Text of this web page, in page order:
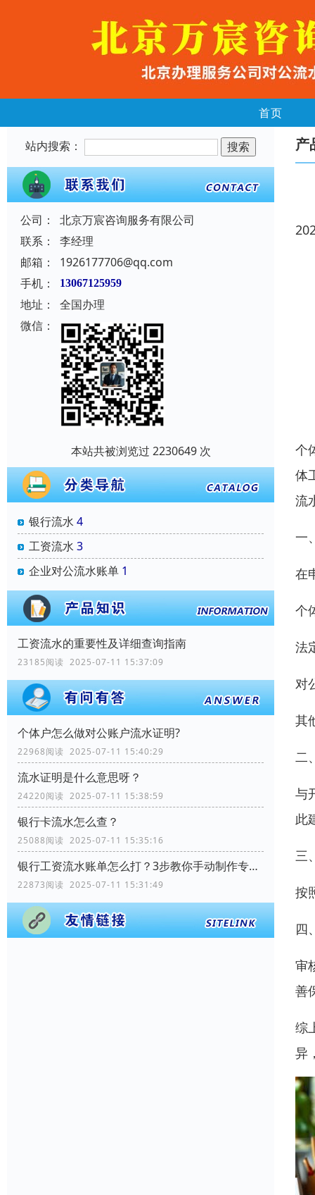
首页
站内搜索：
公司：
北京万宸咨询服务有限公司
联系：
李经理
邮箱：
1926177706@qq.com
手机：
13067125959
地址：
全国办理
微信：
本站共被浏览过 2230649 次
银行流水 4
工资流水 3
企业对公流水账单 1
工资流水的重要性及详细查询指南
23185阅读 2025-07-11 15:37:09
个体户怎么做对公账户流水证明?
22968阅读 2025-07-11 15:40:29
流水证明是什么意思呀？
24220阅读 2025-07-11 15:38:59
银行卡流水怎么查？
25088阅读 2025-07-11 15:35:16
银行工资流水账单怎么打？3步教你手动制作专业记录
22873阅读 2025-07-11 15:31:49
产
个
体
流
一
在
个
法
对
其
二
与
此
三
按
四
审
善
综
异